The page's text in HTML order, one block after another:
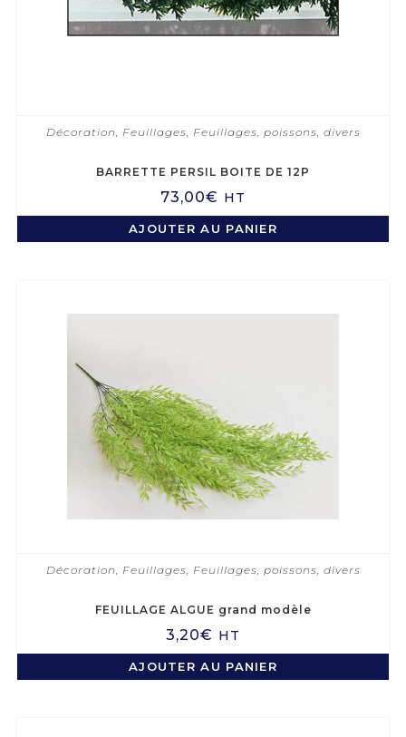
Décoration, Feuillages, Feuillages, poissons, divers
BARRETTE PERSIL BOITE DE 12P
73,00€ HT
AJOUTER AU PANIER
Décoration Feuillages Feuillages, poissons, divers
FEUILLAGE ALGUE grand modèle
3,20€ HT
AJOUTER AU PANIER